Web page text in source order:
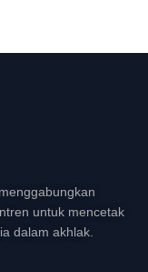
untuk mencetak
dalam akhlak.